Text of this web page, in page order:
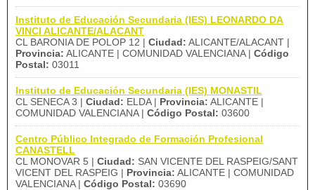
Instituto de Educación Secundaria (IES) LEONARDO DA
VINCI ALICANTE/ALACANT
CL BARONIA DE POLOP 12 | Ciudad: ALICANTE/ALACANT |
Provincia: ALICANTE | COMUNIDAD VALENCIANA | Código
Postal: 03011
Instituto de Educación Secundaria (IES) MONASTIL
CL SENECA 3 | Ciudad: ELDA | Provincia: ALICANTE |
COMUNIDAD VALENCIANA | Código Postal: 03600
Centro Público Integrado de Formación Profesional
CANASTELL
CL MONOVAR 5 | Ciudad: SAN VICENTE DEL RASPEIG/SANT
VICENT DEL RASPEIG | Provincia: ALICANTE | COMUNIDAD
VALENCIANA | Código Postal: 03690